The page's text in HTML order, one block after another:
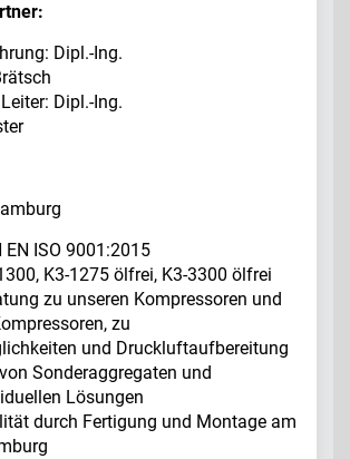
Dipl.-Ing.
Dipl.-Ing.
ISO 9001:2015
K3-1275 ölfrei, K3-3300 ölfrei
zu unseren Kompressoren und
zu
und Druckluftaufbereitung
Sonderaggregaten und
Lösungen
durch Fertigung und Montage am